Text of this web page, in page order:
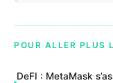
POUR ALLER PLUS
DeFI : MetaMask